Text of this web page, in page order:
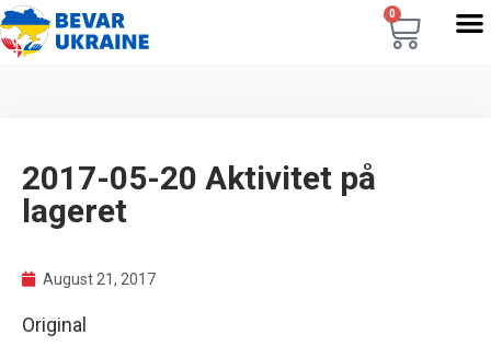
0
2017-05-20 Aktivitet på
lageret
August 21, 2017
Original